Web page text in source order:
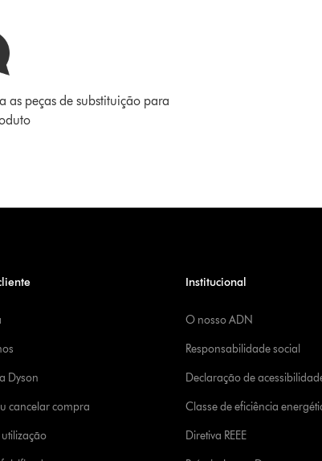
as peças de substituição para
Dyson
cancelar compra
Institucional
O nosso ADN
Responsabilidade social
Declaração de
Classe de eficiência
Diretiva REEE